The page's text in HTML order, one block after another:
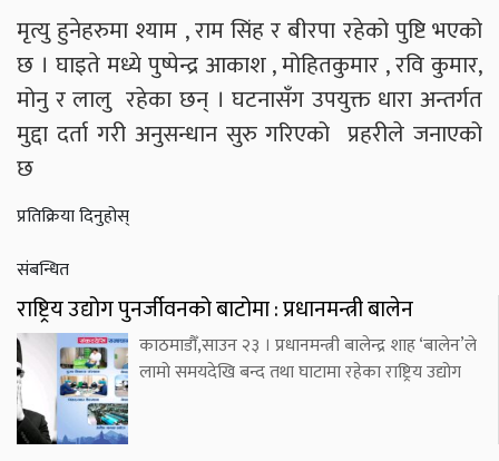
मृत्यु हुनेहरुमा श्याम , राम सिंह र बीरपा रहेको पुष्टि भएको
छ । घाइते मध्ये पुष्पेन्द्र आकाश , मोहितकुमार , रवि कुमार,
मोनु र लालु रहेका छन् । घटनासँग उपयुक्त धारा अन्तर्गत
मुद्दा दर्ता गरी अनुसन्धान सुरु गरिएको प्रहरीले जनाएको
छ
प्रतिक्रिया दिनुहोस्
संबन्धित
राष्ट्रिय उद्योग पुनर्जीवनको बाटोमा : प्रधानमन्त्री बालेन
काठमाडौँ,साउन २३ । प्रधानमन्त्री बालेन्द्र शाह ‘बालेन’ले
लामो समयदेखि बन्द तथा घाटामा रहेका राष्ट्रिय उद्योग